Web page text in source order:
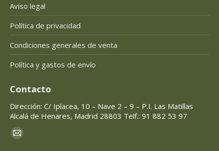
Aviso legal
Política de privacidad
Condiciones generales de venta
Política y gastos de envío
Contacto
Dirección: C/ Iplacea, 10 – Nave 2 – 9 – P.I. Las Matillas
Alcalá de Henares, Madrid 28803 Telf.: 91 882 53 97
Encuéntranos en:
Mail